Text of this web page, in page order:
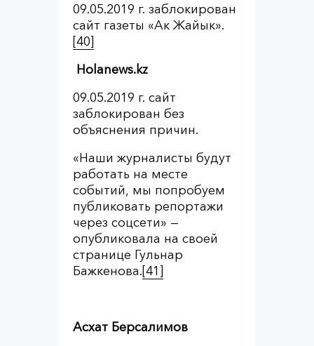
09.05.2019 г. заблокирован
сайт газеты «Ак Жайык».
[40]
Holanews.kz
09.05.2019 г. сайт
заблокирован без
объяснения причин.
«Наши журналисты будут
работать на месте
событий, мы попробуем
публиковать репортажи
через соцсети» —
опубликовала на своей
странице Гульнар
Бажкенова.[41]
Асхат Берсалимов